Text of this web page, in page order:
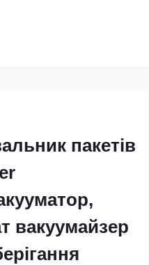
пакетів
вакуумайзер